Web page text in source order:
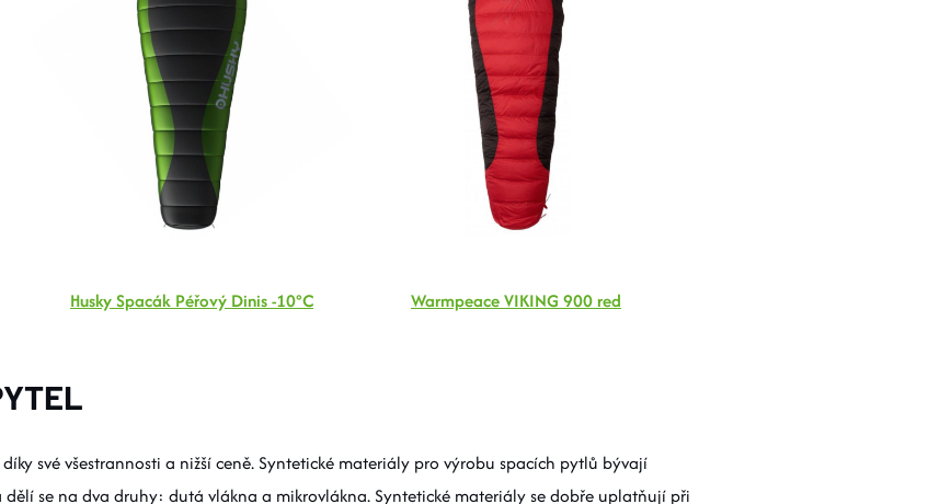
Husky Spacák Péřový Dinis -10°C Warmpeace VIKING 900 red
své všestrannosti a nižší ceně. Syntetické materiály pro výrobu spacích pytlů bývají
se na dva druhy: dutá vlákna a mikrovlákna. Syntetické materiály se dobře uplatňují při